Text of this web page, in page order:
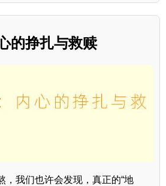
的挣扎与救赎
，我们也许会发现，真正的“地